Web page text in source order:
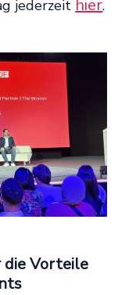
jederzeit hier.
die Vorteile